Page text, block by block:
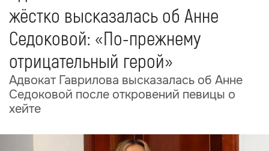
жёстко высказалась об Анне
Седоковой: «По-прежнему
отрицательный герой»
Адвокат Гаврилова высказалась об Анне
Седоковой после откровений певицы о
хейте